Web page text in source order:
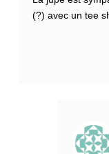
(?) avec un tee